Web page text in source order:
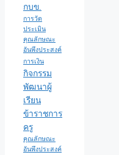
กบข.
การวัด
ประเมิน
คุณลักษณะ
อันพึงประสงค์
การเงิน
กิจกรรม
พัฒนาผู้
เรียน
ข้าราชการ
ครู
คุณลักษณะ
อันพึงประสงค์